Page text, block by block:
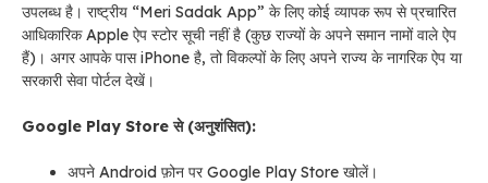
उपलब्ध है। राष्ट्रीय “Meri Sadak App” के लिए कोई व्यापक रूप से प्रचारित
आधिकारिक Apple ऐप स्टोर सूची नहीं है (कुछ राज्यों के अपने समान नामों वाले ऐप
हैं)। अगर आपके पास iPhone है, तो विकल्पों के लिए अपने राज्य के नागरिक ऐप या
सरकारी सेवा पोर्टल देखें।
Google Play Store से (अनुशंसित):
अपने Android फ़ोन पर Google Play Store खोलें।